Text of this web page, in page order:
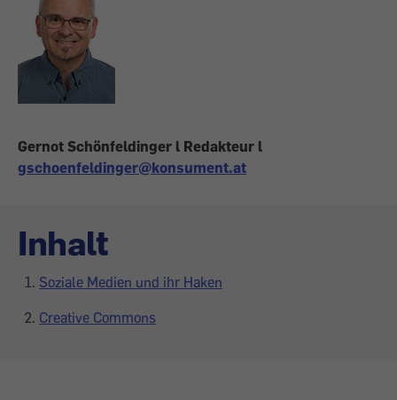
Gernot Schönfeldinger l Redakteur l
gschoenfeldinger@konsument.at
Inhalt
Soziale Medien und ihr Haken
Creative Commons